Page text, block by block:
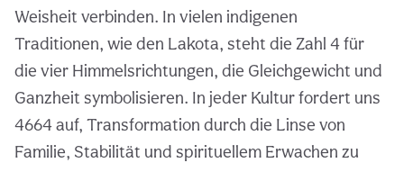
Weisheit verbinden. In vielen indigenen
Traditionen, wie den Lakota, steht die Zahl 4 für
die vier Himmelsrichtungen, die Gleichgewicht und
Ganzheit symbolisieren. In jeder Kultur fordert uns
4664 auf, Transformation durch die Linse von
Familie, Stabilität und spirituellem Erwachen zu